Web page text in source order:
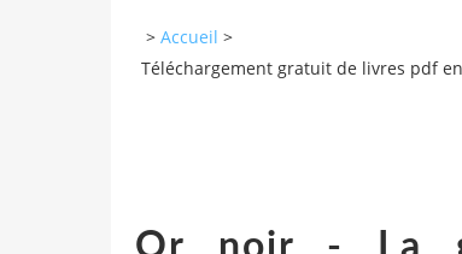
> Accueil >
Téléchargement gratuit de livres pdf